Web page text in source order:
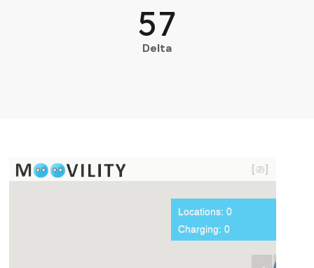
Delta
57